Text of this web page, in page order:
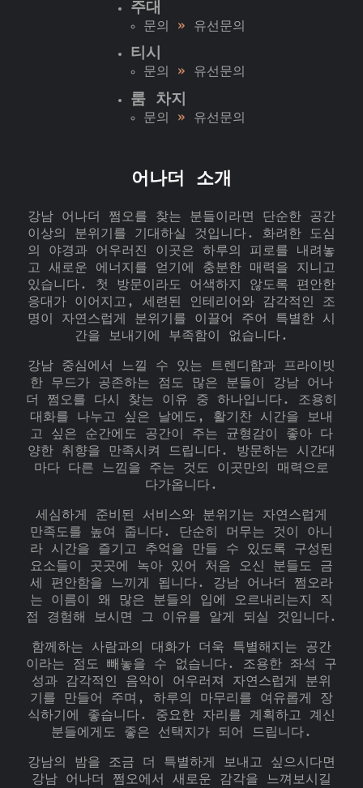
주대
문의 » 유선문의
티시
문의 » 유선문의
룸 차지
문의 » 유선문의
어나더 소개
강남 어나더 쩜오를 찾는 분들이라면 단순한 공간
이상의 분위기를 기대하실 것입니다. 화려한 도심
의 야경과 어우러진 이곳은 하루의 피로를 내려놓
고 새로운 에너지를 얻기에 충분한 매력을 지니고
있습니다. 첫 방문이라도 어색하지 않도록 편안한
응대가 이어지고, 세련된 인테리어와 감각적인 조
명이 자연스럽게 분위기를 이끌어 주어 특별한 시
간을 보내기에 부족함이 없습니다.
강남 중심에서 느낄 수 있는 트렌디함과 프라이빗
한 무드가 공존하는 점도 많은 분들이 강남 어나
더 쩜오를 다시 찾는 이유 중 하나입니다. 조용히
대화를 나누고 싶은 날에도, 활기찬 시간을 보내
고 싶은 순간에도 공간이 주는 균형감이 좋아 다
양한 취향을 만족시켜 드립니다. 방문하는 시간대
마다 다른 느낌을 주는 것도 이곳만의 매력으로
다가옵니다.
세심하게 준비된 서비스와 분위기는 자연스럽게
만족도를 높여 줍니다. 단순히 머무는 것이 아니
라 시간을 즐기고 추억을 만들 수 있도록 구성된
요소들이 곳곳에 녹아 있어 처음 오신 분들도 금
세 편안함을 느끼게 됩니다. 강남 어나더 쩜오라
는 이름이 왜 많은 분들의 입에 오르내리는지 직
접 경험해 보시면 그 이유를 알게 되실 것입니다.
함께하는 사람과의 대화가 더욱 특별해지는 공간
이라는 점도 빼놓을 수 없습니다. 조용한 좌석 구
성과 감각적인 음악이 어우러져 자연스럽게 분위
기를 만들어 주며, 하루의 마무리를 여유롭게 장
식하기에 좋습니다. 중요한 자리를 계획하고 계신
분들에게도 좋은 선택지가 되어 드립니다.
강남의 밤을 조금 더 특별하게 보내고 싶으시다면
강남 어나더 쩜오에서 새로운 감각을 느껴보시길